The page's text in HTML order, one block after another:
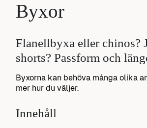
Byxor
Flanellbyxa eller chinos?
shorts? Passform och
Byxorna kan behöva många olika
mer hur du väljer.
Innehåll